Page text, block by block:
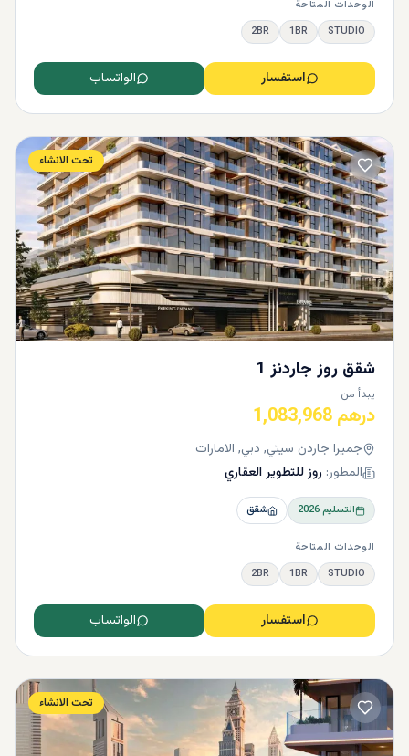
الوحدات المتاحة
STUDIO
1BR
2BR
استفسار الواتساب
تحت الانشاء
شقق روز جاردنز 1
يبدأ من
درهم 1,083,968
جميرا جاردن سيتي, دبي, الامارات
المطور: روز للتطوير العقاري
التسليم2026 شقق
الوحدات المتاحة
STUDIO
1BR
2BR
استفسار الواتساب
تحت الانشاء